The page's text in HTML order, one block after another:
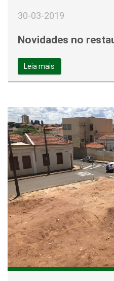
30-03-2019
Novidades no
Leia mais